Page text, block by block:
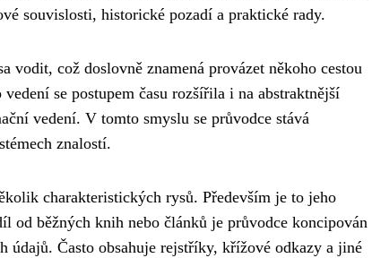
souvislosti, historické pozadí a praktické rady.
což doslovně znamená provázet někoho cestou
se postupem času rozšířila i na abstraktnější
vedení. V tomto smyslu se průvodce stává
znalostí.
charakteristických rysů. Především je to jeho
od běžných knih nebo článků je průvodce koncipován
Často obsahuje rejstříky, křížové odkazy a jiné